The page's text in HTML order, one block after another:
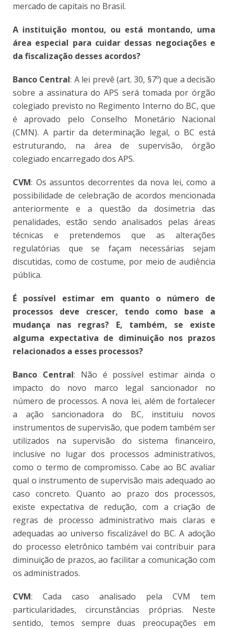
mercado de capitais no Brasil.
A instituição montou, ou está montando, uma
área especial para cuidar dessas negociações e
da fiscalização desses acordos?
Banco Central: A lei prevê (art. 30, §7º) que a decisão
sobre a assinatura do APS será tomada por órgão
colegiado previsto no Regimento Interno do BC, que
é aprovado pelo Conselho Monetário Nacional
(CMN). A partir da determinação legal, o BC está
estruturando, na área de supervisão, órgão
colegiado encarregado dos APS.
CVM: Os assuntos decorrentes da nova lei, como a
possibilidade de celebração de acordos mencionada
anteriormente e a questão da dosimetria das
penalidades, estão sendo analisados pelas áreas
técnicas e pretendemos que as alterações
regulatórias que se façam necessárias sejam
discutidas, como de costume, por meio de audiência
pública.
É possível estimar em quanto o número de
processos deve crescer, tendo como base a
mudança nas regras? E, também, se existe
alguma expectativa de diminuição nos prazos
relacionados a esses processos?
Banco Central: Não é possível estimar ainda o
impacto do novo marco legal sancionador no
número de processos. A nova lei, além de fortalecer
a ação sancionadora do BC, instituiu novos
instrumentos de supervisão, que podem também ser
utilizados na supervisão do sistema financeiro,
inclusive no lugar dos processos administrativos,
como o termo de compromisso. Cabe ao BC avaliar
qual o instrumento de supervisão mais adequado ao
caso concreto. Quanto ao prazo dos processos,
existe expectativa de redução, com a criação de
regras de processo administrativo mais claras e
adequadas ao universo fiscalizável do BC. A adoção
do processo eletrônico também vai contribuir para
diminuição de prazos, ao facilitar a comunicação com
os administrados.
CVM: Cada caso analisado pela CVM tem
particularidades, circunstâncias próprias. Neste
sentido, temos sempre duas preocupações em